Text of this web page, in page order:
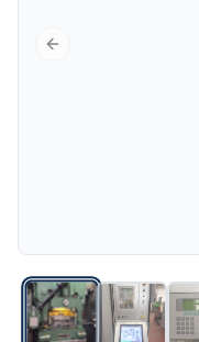
Previous slide